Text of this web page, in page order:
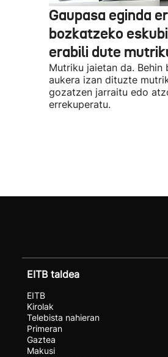
Gaupasa eginda
bozkatzeko
erabili dute
Mutriku jaietan da. Behin
aukera izan dituzte
gozatzen jarraitu edo
errekuperatu.
EITB taldea
EITB
Kirolak
Telebista nahieran
Primeran
Gaztea
Makusi